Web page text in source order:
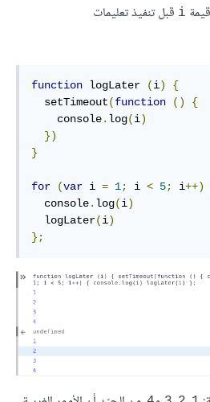
i قبل تنفيذ تعليمات
function logLater (i)
{
  setTimeout
(function ()
{
console. log(i)
})
}
for (var i = 1; i < 5; i++)
  console
. log(i)
  logLater
(i)
} ;